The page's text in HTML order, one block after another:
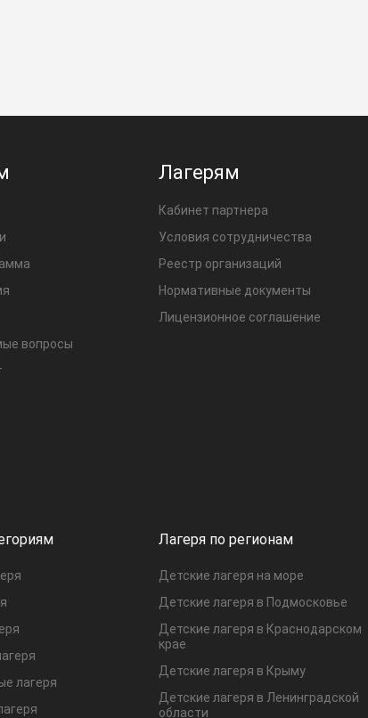
вопросы
Лагерям
Кабинет партнера
Условия сотрудничества
Реестр организаций
Нормативные документы
Лицензионное соглашение
лагеря
Лагеря по регионам
Детские лагеря на море
Детские лагеря в Подмосковье
Детские лагеря в Краснодарском
крае
Детские лагеря в Крыму
Детские лагеря в Ленинградской
области